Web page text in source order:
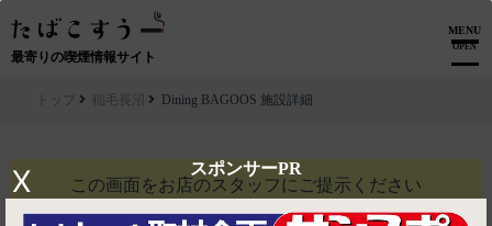
最寄りの喫煙情報サイト
MENU
OPEN
スポンサーPR
X
トップ 稲毛長沼 Dining BAGOOS 施設詳細
この画面を お店のスタッフにご提示ください